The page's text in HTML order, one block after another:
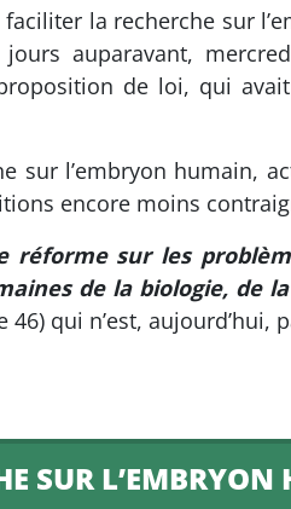
la recherche sur
auparavant,
de loi, qui
sur l’embryon humain,
encore moins
réforme sur les
de la biologie, de
46) qui n’est, aujourd’hui,
SUR